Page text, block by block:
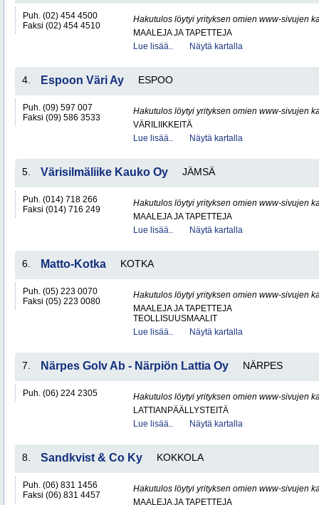
Puh. (02) 454 4500
Faksi (02) 454 4510
Hakutulos löytyi yrityksen omien www-sivujen
MAALEJA JA TAPETTEJA
Lue lisää..
Näytä kartalla
4. Espoon Väri Ay ESPOO
Puh. (09) 597 007
Faksi (09) 586 3533
Hakutulos löytyi yrityksen omien www-sivujen
VÄRILIIKKEITÄ
Lue lisää..
Näytä kartalla
5. Värisilmäliike Kauko Oy JÄMSÄ
Puh. (014) 718 266
Faksi (014) 716 249
Hakutulos löytyi yrityksen omien www-sivujen
MAALEJA JA TAPETTEJA
Lue lisää..
Näytä kartalla
6. Matto-Kotka KOTKA
Puh. (05) 223 0070
Faksi (05) 223 0080
Hakutulos löytyi yrityksen omien www-sivujen
MAALEJA JA TAPETTEJA
TEOLLISUUSMAALIT
Lue lisää..
Näytä kartalla
7. Närpes Golv Ab - Närpiön Lattia Oy NÄRPES
Puh. (06) 224 2305
Hakutulos löytyi yrityksen omien www-sivujen
LATTIANPÄÄLLYSTEITÄ
Lue lisää..
Näytä kartalla
8. Sandkvist & Co Ky KOKKOLA
Puh. (06) 831 1456
Faksi (06) 831 4457
Hakutulos löytyi yrityksen omien www-sivujen
MAALEJA JA TAPETTEJA